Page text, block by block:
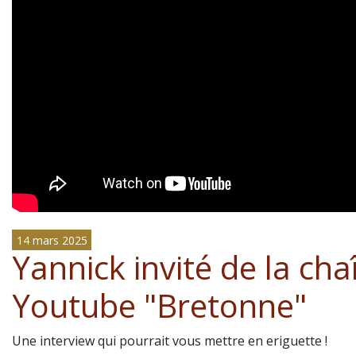
14 mars 2025
Yannick invité de la
Youtube "Bretonne"
Une interview qui pourrait vous mettre en eriguette !